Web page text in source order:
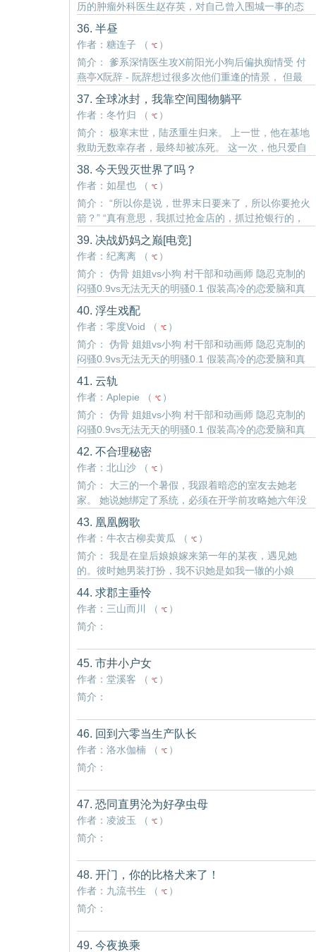
历的肿瘤外科医生赵存英，对自己曾入围城一事的态
度相当正面，结都结了，离也离了，既体验了一把失
败的婚姻生活，又收获了一个气人的女儿。 很好。 ..
36. 半昼
作者：糖连子 （ ℃ ）
简介： 爹系深情医生攻X前阳光小狗后偏执痴情受 付
燕亭X阮辞 - 阮辞想过很多次他们重逢的情景， 但最
不该是现在。 如果说從前的阮辞尚且算是一颗阳光又
青涩的果实， 那长到25岁的阮辞早就生病坏掉了，烂
透..
37. 全球冰封，我靠空间囤物躺平
作者：冬竹归 （ ℃ ）
简介： 极寒末世，陆丞重生归来。 上一世，他在基地
救助无数幸存者，最终却被冻死。 这一次，他只爱自
己。 他要打造属于自己的安全屋，和裴聿一起迎接新
世界到来。
38. 今天毁灭世界了吗？
作者：如星也 （ ℃ ）
简介： “所以你是说，世界末日要来了，所以你要抢火
箭？” “真有意思，我抓过抢金店的，抓过抢银行的，
连抢火车的我都抓过，就是没抓过抢火箭的。” “你怎
么想的？就算你真把火箭抢下来了，你会开吗？” 坐在
男人对面的林..
39. 决战奶妈之巅[电竞]
作者：纪离离 （ ℃ ）
简介： 伪骨 姐姐vs小狗 村干部和动画师 隐忍克制的
闷骚0.9vs无法无天的明骚0.1 假装高冷的恋爱脑和真
的很爱的废材 三年前林雨潇意气用事，一走了之。 再
次相遇，是在朔风凛冽的藏南高原。 她误住进了她开
的民..
40. 浮生戏配
作者：零度Void （ ℃ ）
简介： 伪骨 姐姐vs小狗 村干部和动画师 隐忍克制的
闷骚0.9vs无法无天的明骚0.1 假装高冷的恋爱脑和真
的很爱的废材 三年前林雨潇意气用事，一走了之。 再
次相遇，是在朔风凛冽的藏南高原。 她误住进了她开
的民..
41. 云轨
作者：Aplepie （ ℃ ）
简介： 伪骨 姐姐vs小狗 村干部和动画师 隐忍克制的
闷骚0.9vs无法无天的明骚0.1 假装高冷的恋爱脑和真
的很爱的废材 三年前林雨潇意气用事，一走了之。 再
次相遇，是在朔风凛冽的藏南高原。 她误住进了她开
的民..
42. 不合理秘密
作者：北山沙 （ ℃ ）
简介： 大三的一个暑假，我跟着暗恋的室友去她老
家。 她说她绑定了系统，必须在开学前攻略她六年没
联系过半句的竹马。
43. 凰凰阙歌
作者：牛衣古柳卖黄瓜 （ ℃ ）
简介： 我是在皇后娘娘嫁来第一年的某夜，遇见她
的。彼时她男装打扮，我不识她是如我一辙的小娘
子。 不仅如此，还是当今的皇后娘娘。 身为前朝妃
子，盼了许多年，终于有了出宫的机会。 始知宫闱偌
大，因为有她……我也不..
44. 求郡主垂怜
作者：三山而川 （ ℃ ）
简介：
45. 市井小户女
作者：堂溪客 （ ℃ ）
简介：
46. 回到六零当生产队长
作者：洛水伽楠 （ ℃ ）
简介：
47. 恐同直男沦为好孕虫母
作者：凌波玉 （ ℃ ）
简介：
48. 开门，你的比格犬来了！
作者：九流书生 （ ℃ ）
简介：
49. 今夜换乘